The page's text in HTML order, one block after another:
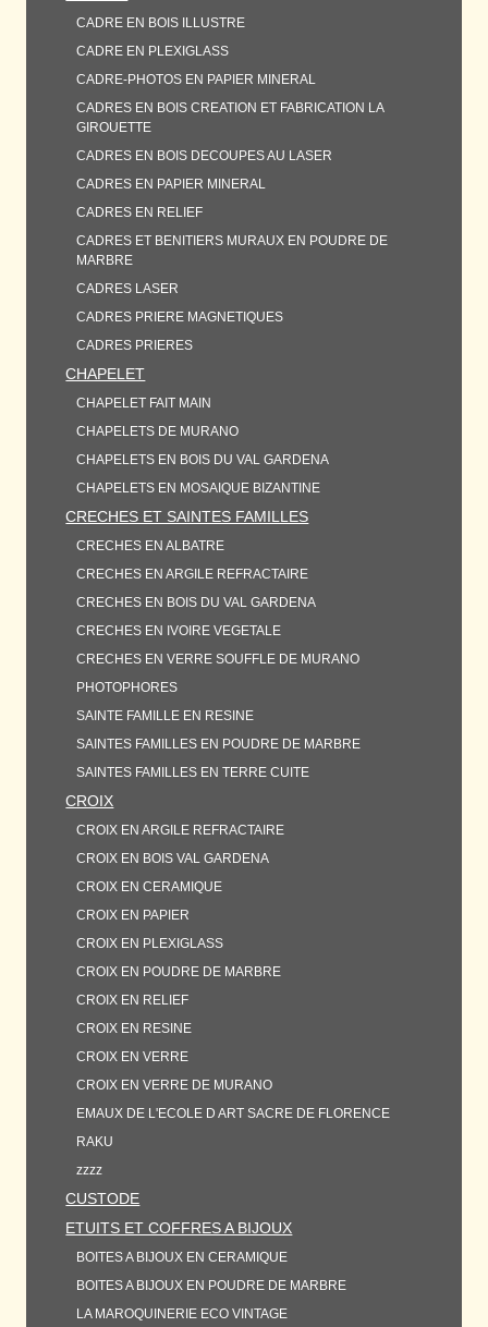
CADRE EN BOIS ILLUSTRE
CADRE EN PLEXIGLASS
CADRE-PHOTOS EN PAPIER MINERAL
CADRES EN BOIS CREATION ET FABRICATION LA
GIROUETTE
CADRES EN BOIS DECOUPES AU LASER
CADRES EN PAPIER MINERAL
CADRES EN RELIEF
CADRES ET BENITIERS MURAUX EN POUDRE DE
MARBRE
CADRES LASER
CADRES PRIERE MAGNETIQUES
CADRES PRIERES
CHAPELET
CHAPELET FAIT MAIN
CHAPELETS DE MURANO
CHAPELETS EN BOIS DU VAL GARDENA
CHAPELETS EN MOSAIQUE BIZANTINE
CRECHES ET SAINTES FAMILLES
CRECHES EN ALBATRE
CRECHES EN ARGILE REFRACTAIRE
CRECHES EN BOIS DU VAL GARDENA
CRECHES EN IVOIRE VEGETALE
CRECHES EN VERRE SOUFFLE DE MURANO
PHOTOPHORES
SAINTE FAMILLE EN RESINE
SAINTES FAMILLES EN POUDRE DE MARBRE
SAINTES FAMILLES EN TERRE CUITE
CROIX
CROIX EN ARGILE REFRACTAIRE
CROIX EN BOIS VAL GARDENA
CROIX EN CERAMIQUE
CROIX EN PAPIER
CROIX EN PLEXIGLASS
CROIX EN POUDRE DE MARBRE
CROIX EN RELIEF
CROIX EN RESINE
CROIX EN VERRE
CROIX EN VERRE DE MURANO
EMAUX DE L'ECOLE D ART SACRE DE FLORENCE
RAKU
zzzz
CUSTODE
ETUITS ET COFFRES A BIJOUX
BOITES A BIJOUX EN CERAMIQUE
BOITES A BIJOUX EN POUDRE DE MARBRE
LA MAROQUINERIE ECO VINTAGE